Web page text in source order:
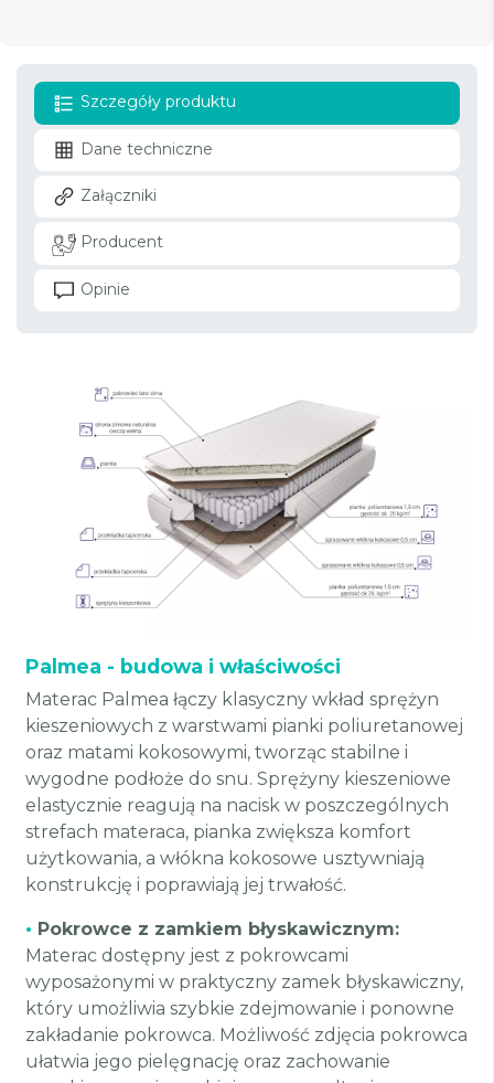
Szczegóły produktu
Dane techniczne
Załączniki
Producent
Opinie
Palmea - budowa i właściwości
Materac Palmea łączy klasyczny wkład sprężyn
kieszeniowych z warstwami pianki poliuretanowej
oraz matami kokosowymi, tworząc stabilne i
wygodne podłoże do snu. Sprężyny kieszeniowe
elastycznie reagują na nacisk w poszczególnych
strefach materaca, pianka zwiększa komfort
użytkowania, a włókna kokosowe usztywniają
konstrukcję i poprawiają jej trwałość.
• Pokrowce z zamkiem błyskawicznym:
Materac dostępny jest z pokrowcami
wyposażonymi w praktyczny zamek błyskawiczny,
który umożliwia szybkie zdejmowanie i ponowne
zakładanie pokrowca. Możliwość zdjęcia pokrowca
ułatwia jego pielęgnację oraz zachowanie